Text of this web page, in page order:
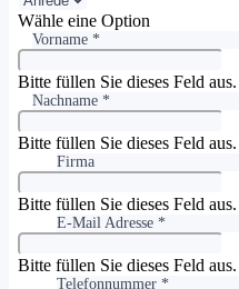
Wähle eine Option
Vorname *
Bitte füllen Sie dieses Feld aus.
Nachname *
Bitte füllen Sie dieses Feld aus.
Firma
Bitte füllen Sie dieses Feld aus.
E-Mail Adresse *
Bitte füllen Sie dieses Feld aus.
Telefonnummer *